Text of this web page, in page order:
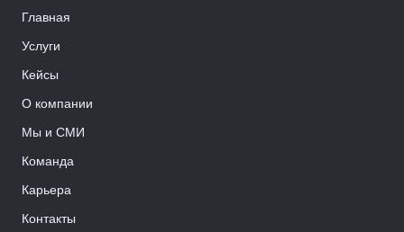
Главная
Услуги
Кейсы
О компании
Мы и СМИ
Команда
Карьера
Контакты